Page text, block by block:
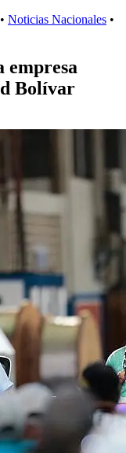
• Noticias Nacionales •
empresa
Bolívar